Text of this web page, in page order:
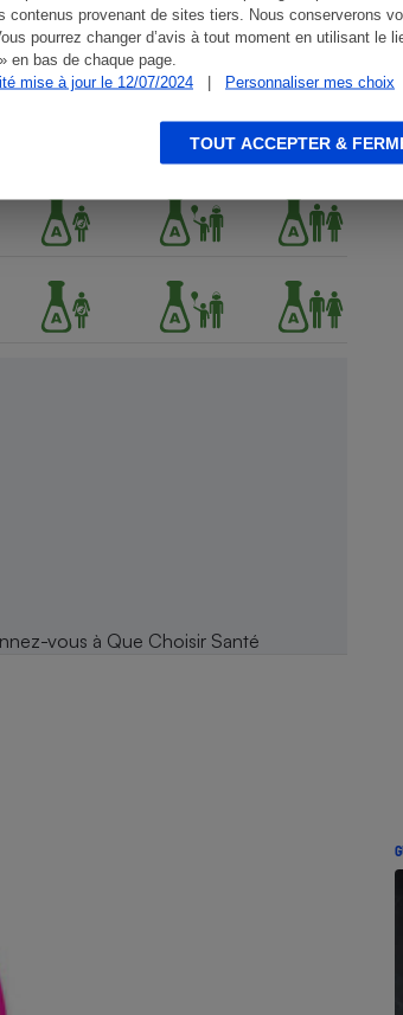
contenus provenant de sites tiers. Nous conserverons
pourrez changer d’avis à tout moment en utilisant le
en bas de chaque page.
mise à jour le 12/07/2024
| Personnaliser mes choix
TOUT ACCEPTER &